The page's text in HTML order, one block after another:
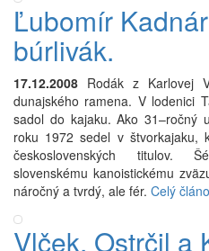
Ľubomír
búrlivák.
17.12.2008 Rodák z Karlovej
dunajského ramena. V lodenici
sadol do kajaku. Ako 31–ročný
roku 1972 sedel v štvorkajaku,
československých titulov.
slovenskému kanoistickému
náročný a tvrdý, ale fér. Celý
Vlček, Ostrčil a